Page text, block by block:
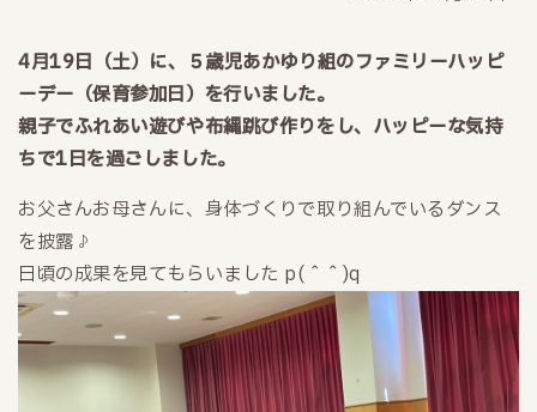
4月19日（土）に、５歳児あかゆり組のファミリーハッピ
ーデー（保育参加日）を行いました。
親子でふれあい遊びや布縄跳び作りをし、ハッピーな気持
ちで1日を過ごしました。
お父さんお母さんに、身体づくりで取り組んでいるダンス
を披露♪
日頃の成果を見てもらいました p(＾＾)q